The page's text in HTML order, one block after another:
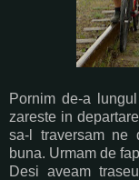
Pornim de-a
zareste in
sa-l traversam ne
buna. Urmam de
Desi aveam